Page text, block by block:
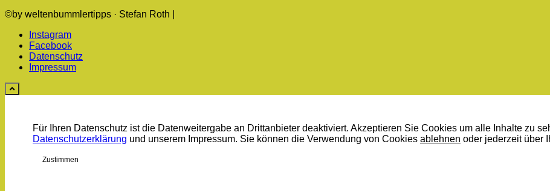
©by weltenbummlertipps · Stefan Roth |
Instagram
Facebook
Datenschutz
Impressum
Für Ihren Datenschutz ist die Datenweitergabe an Drittanbieter deaktiviert. Akzeptieren Sie Cookies um alle Inhalte zu
Datenschutzerklärung und unserem Impressum. Sie können die Verwendung von Cookies ablehnen oder jederzeit über
Zustimmen